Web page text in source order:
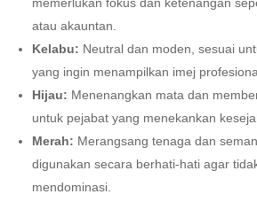
atau akauntan.
Kelabu: Neutral dan moden, sesuai
yang ingin menampilkan imej
Hijau: Menenangkan mata dan
untuk pejabat yang menekankan
Merah: Merangsang tenaga dan
digunakan secara berhati-hati agar
mendominasi.